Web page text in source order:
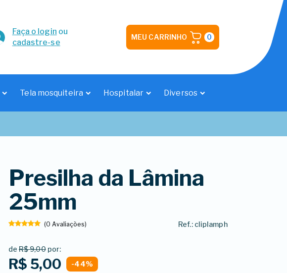
Faça o login ou
cadastre-se
MEU CARRINHO 0
Tela mosquiteira Hospitalar Diversos
Presilha da Lâmina
25mm
(0 Avaliações) Ref.: cliplamph
de R$ 9,00por:
R$ 5,00 -44%